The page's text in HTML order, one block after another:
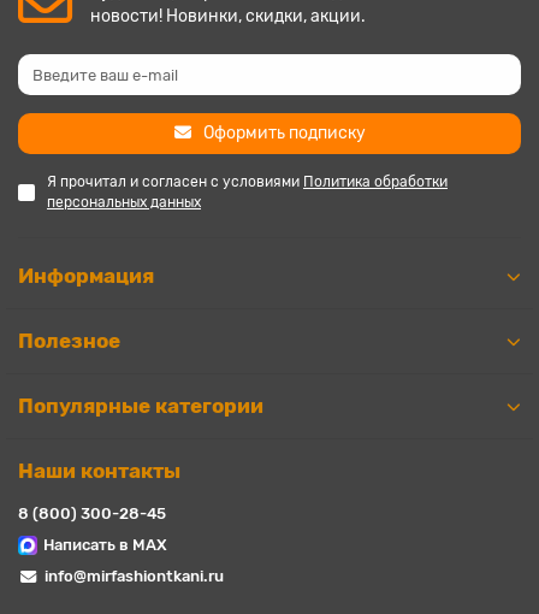
новости! Новинки, скидки, акции.
Оформить подписку
Я прочитал и согласен с условиями Политика обработки
персональных данных
Информация
Полезное
Популярные категории
Наши контакты
8 (800) 300-28-45
Написать в MAX
info@mirfashiontkani.ru